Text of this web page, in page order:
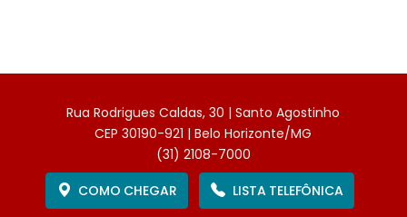
Rua Rodrigues Caldas, 30 | Santo Agostinho
CEP 30190-921 | Belo Horizonte/MG
(31) 2108-7000
COMO CHEGAR
LISTA TELEFÔNICA